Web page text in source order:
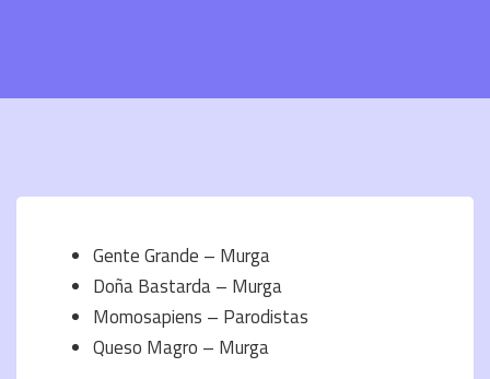
Gente Grande – Murga
Doña Bastarda – Murga
Momosapiens – Parodistas
Queso Magro – Murga